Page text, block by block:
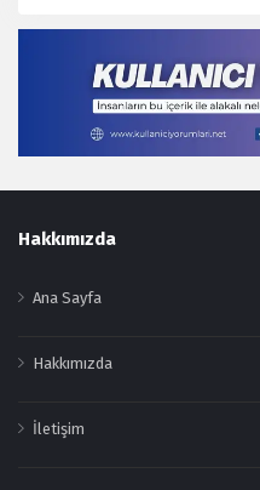
Footer
Hakkımızda
Ana Sayfa
Hakkımızda
İletişim